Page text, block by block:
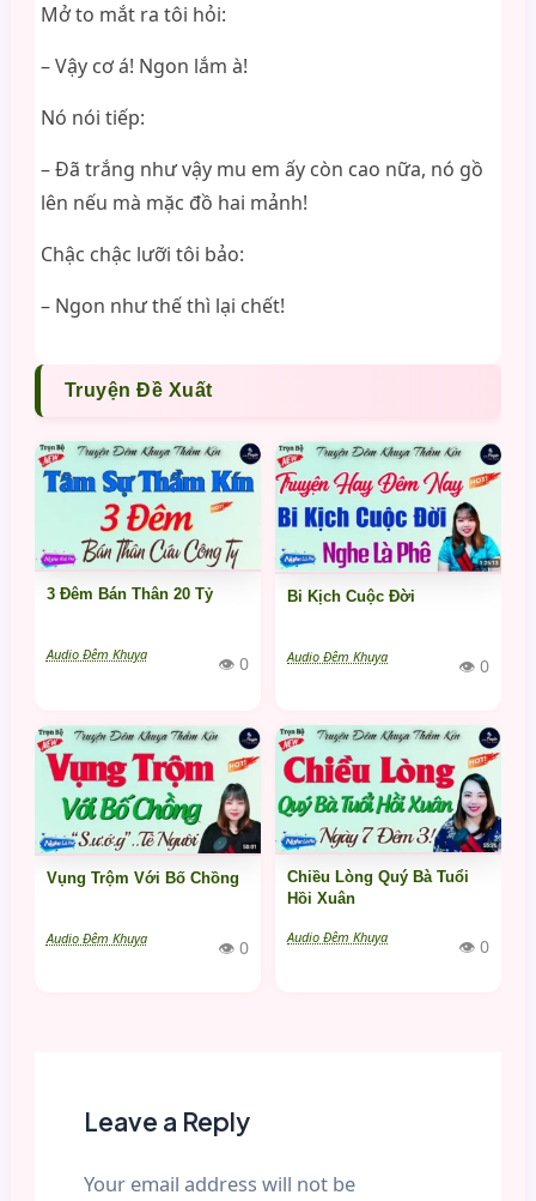
Mở to mắt ra tôi hỏi:
– Vậy cơ á! Ngon lắm à!
Nó nói tiếp:
– Đã trắng như vậy mu em ấy còn cao nữa, nó gồ
lên nếu mà mặc đồ hai mảnh!
Chậc chậc lưỡi tôi bảo:
– Ngon như thế thì lại chết!
Truyện Đề Xuất
3 Đêm Bán Thân 20 Tỷ
Audio Đêm Khuya 👁 0
Bi Kịch Cuộc Đời
Audio Đêm Khuya 👁 0
Vụng Trộm Với Bố Chồng
Audio Đêm Khuya 👁 0
Chiều Lòng Quý Bà Tuổi
Hồi Xuân
Audio Đêm Khuya 👁 0
Leave a Reply
Your email address will not be